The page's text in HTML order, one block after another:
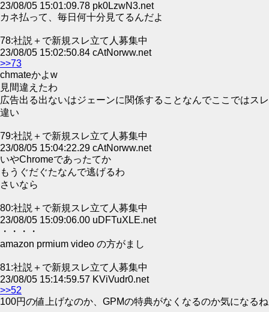
23/08/05 15:01:09.78 pk0LzwN3.net
カネ払って、毎日何十分見てるんだよ
78:社説＋で新規スレ立て人募集中
23/08/05 15:02:50.84 cAtNorww.net
>>73
chmateかよw
見間違えたわ
広告出る出ないはジェーンに関係することなんでここではスレ
違い
79:社説＋で新規スレ立て人募集中
23/08/05 15:04:22.29 cAtNorww.net
いやChromeであったてか
もうぐだぐたなんで逃げるわ
さいなら
80:社説＋で新規スレ立て人募集中
23/08/05 15:09:06.00 uDFTuXLE.net
・・・・
amazon prmium video の方がまし
81:社説＋で新規スレ立て人募集中
23/08/05 15:14:59.57 KViVudr0.net
>>52
100円の値上げなのか、GPMの特典がなくなるのか気になるね